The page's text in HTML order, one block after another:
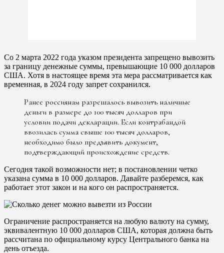
Со 2 марта 2022 года указом президента запрещено вывозить
за границу денежные суммы, превышающие 10 000 долларов
США. Хотя в настоящее время эта мера рассматривается как
временная, в 2024 году запрет сохранился.
Ранее россиянам разрешалось вывозить наличные
деньги в размере до 100 тысяч долларов при
условии подачи декларации. Если контрабандой
ввозилась сумма свыше 100 тысяч долларов,
необходимо было предъявить документ,
подтверждающий происхождение средств.
Сегодня такой возможности нет; в постановлении четко
указана сумма в 10 000 долларов. Давайте разберемся, как
работает этот закон и на кого он распространяется.
Ограничение распространяется на любую валюту на сумму,
эквивалентную 10 000 долларов США, которая должна быть
рассчитана по официальному курсу Центрального банка на
день отъезда.